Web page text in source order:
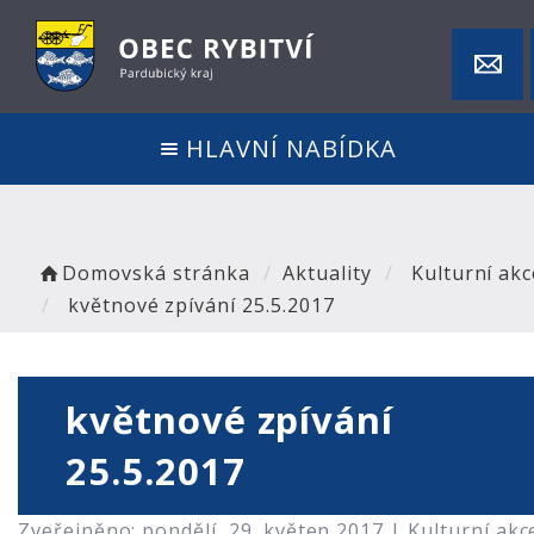
HLAVNÍ NABÍDKA
Domovská stránka Aktuality
Kulturní
květnové zpívání 25.5.2017
květnové zpívání
25.5.2017